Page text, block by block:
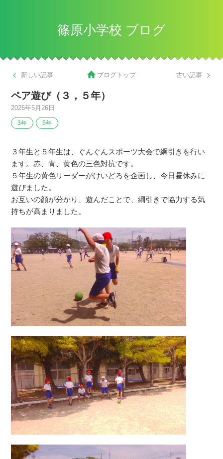
篠原小学校 ブログ
新しい記事 古い記事
ブログトップ
ペア遊び（３，５年）
2026年5月26日
3年 5年
３年生と５年生は、ぐんぐんスポーツ大会で綱引きを行い
ます。赤、青、黄色の三色対抗です。
５年生の黄色リーダーがけいどろを企画し、今日昼休みに
遊びました。
お互いの顔が分かり、遊んだことで、綱引きで協力する気
持ちが高まりました。